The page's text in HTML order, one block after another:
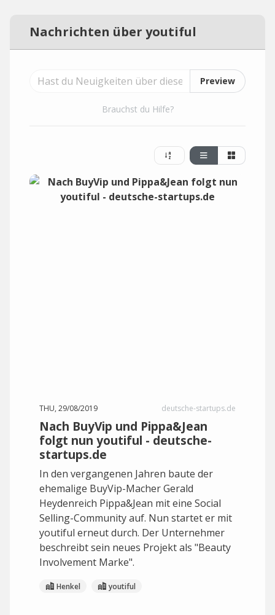
Nachrichten über youtiful
Preview
Brauchst du Hilfe?
THU, 29/08/2019 deutsche-startups.de
Nach BuyVip und Pippa&Jean
folgt nun youtiful - deutsche-
startups.de
In den vergangenen Jahren baute der
ehemalige BuyVip-Macher Gerald
Heydenreich Pippa&Jean mit eine Social
Selling-Community auf. Nun startet er mit
youtiful erneut durch. Der Unternehmer
beschreibt sein neues Projekt als "Beauty
Involvement Marke".
Henkel youtiful